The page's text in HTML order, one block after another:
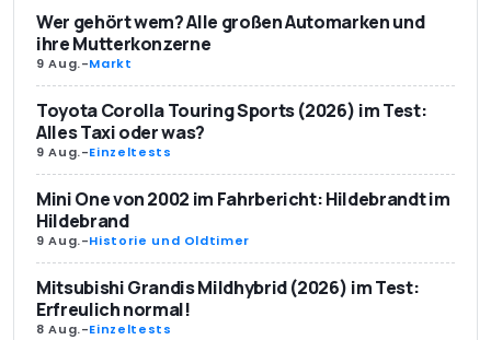
Wer gehört wem? Alle großen Automarken und
ihre Mutterkonzerne
9 Aug.-Markt
Toyota Corolla Touring Sports (2026) im Test:
Alles Taxi oder was?
9 Aug.-Einzeltests
Mini One von 2002 im Fahrbericht: Hildebrandt im
Hildebrand
9 Aug.-Historie und Oldtimer
Mitsubishi Grandis Mildhybrid (2026) im Test:
Erfreulich normal!
8 Aug.-Einzeltests